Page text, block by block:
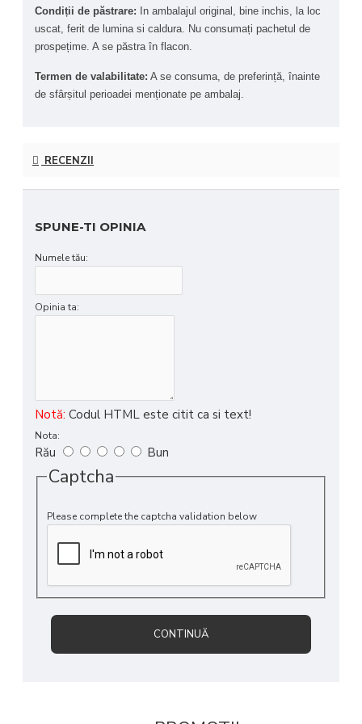
Condiții de păstrare:
In ambalajul original, bine inchis, la loc
uscat, ferit de lumina si caldura.
Nu consumați pachetul de
prospețime. A se păstra în flacon.
Termen de valabilitate: A se consuma, de preferință, înainte
de sfârșitul perioadei menționate pe ambalaj.
RECENZII
SPUNE-TI OPINIA
Numele tău:
Opinia ta:
Notă: Codul HTML este citit ca si text!
Nota:
Rău Bun
Captcha
Please complete the captcha validation below
CONTINUĂ